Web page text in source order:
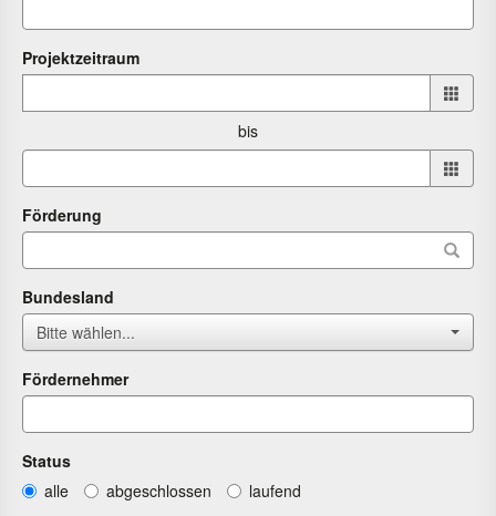
Projektzeitraum
von
bis
Förderung
Bundesland
Bitte wählen...
Fördernehmer
Status
alle
abgeschlossen laufend